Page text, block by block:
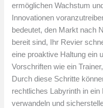
ermöglichen Wachstum
Innovationen
bedeutet, den Markt nach
bereit sind, Ihr Revier
eine proaktive Haltung ein
Vorschriften wie ein
Durch diese Schritte
rechtliches Labyrinth in
verwandeln und